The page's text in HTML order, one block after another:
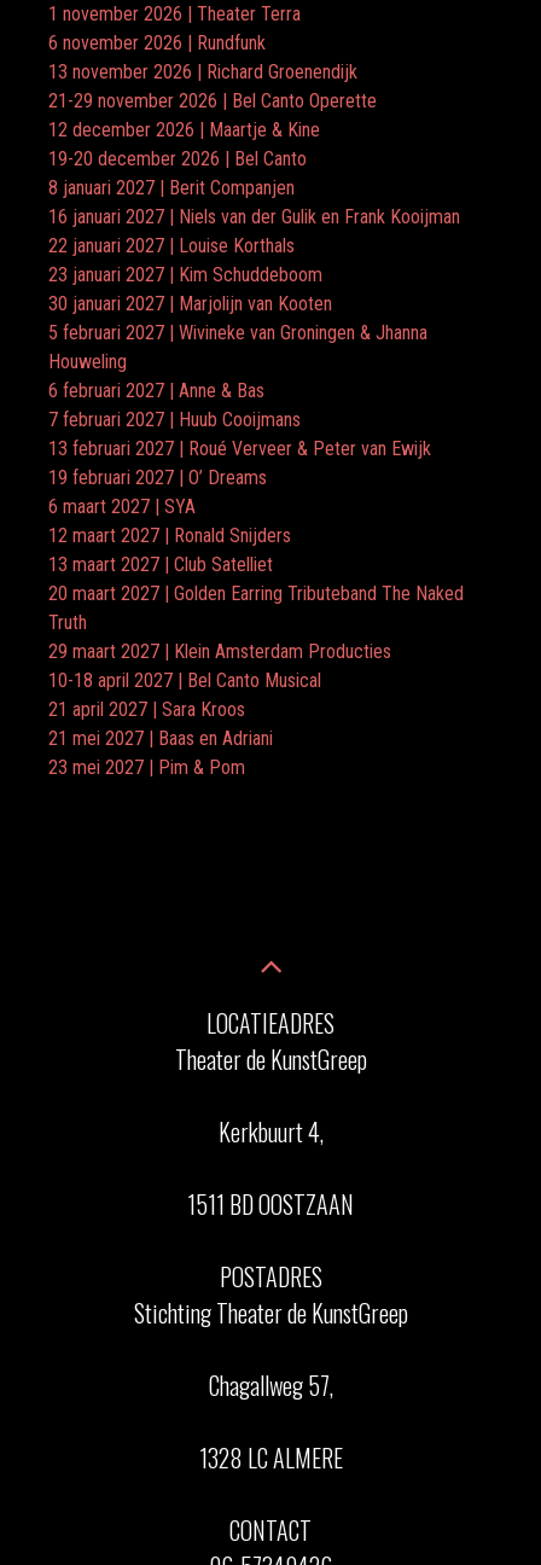
1 november 2026 | Theater Terra
6 november 2026 | Rundfunk
13 november 2026 | Richard Groenendijk
21-29 november 2026 | Bel Canto Operette
12 december 2026 | Maartje & Kine
19-20 december 2026 | Bel Canto
8 januari 2027 | Berit Companjen
16 januari 2027 | Niels van der Gulik en Frank Kooijman
22 januari 2027 | Louise Korthals
23 januari 2027 | Kim Schuddeboom
30 januari 2027 | Marjolijn van Kooten
5 februari 2027 | Wivineke van Groningen & Jhanna
Houweling
6 februari 2027 | Anne & Bas
7 februari 2027 | Huub Cooijmans
13 februari 2027 | Roué Verveer & Peter van Ewijk
19 februari 2027 | O’ Dreams
6 maart 2027 | SYA
12 maart 2027 | Ronald Snijders
13 maart 2027 | Club Satelliet
20 maart 2027 | Golden Earring Tributeband The Naked
Truth
29 maart 2027 | Klein Amsterdam Producties
10-18 april 2027 | Bel Canto Musical
21 april 2027 | Sara Kroos
21 mei 2027 | Baas en Adriani
23 mei 2027 | Pim & Pom
LOCATIEADRES
Theater de KunstGreep
Kerkbuurt 4,
1511 BD OOSTZAAN
POSTADRES
Stichting Theater de KunstGreep
Chagallweg 57,
1328 LC ALMERE
CONTACT